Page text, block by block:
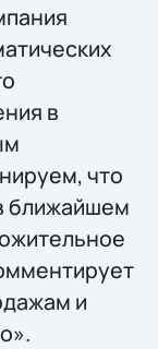
в
что
ближайшем
и